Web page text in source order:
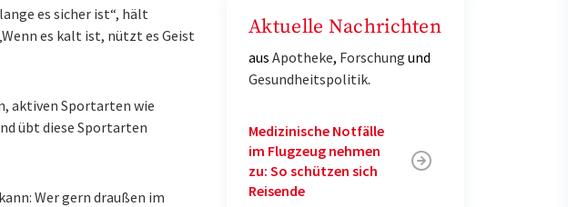
es sicher ist“, hält
es kalt ist, nützt es Geist
aktiven Sportarten wie
übt diese Sportarten
Wer gern draußen im
Aktuelle Nachrichten
aus Apotheke, Forschung und
Gesundheitspolitik.
Medizinische Notfälle
im Flugzeug nehmen
zu: So schützen sich
Reisende